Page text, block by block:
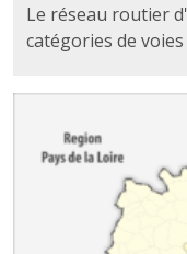
Le réseau routier
catégories de